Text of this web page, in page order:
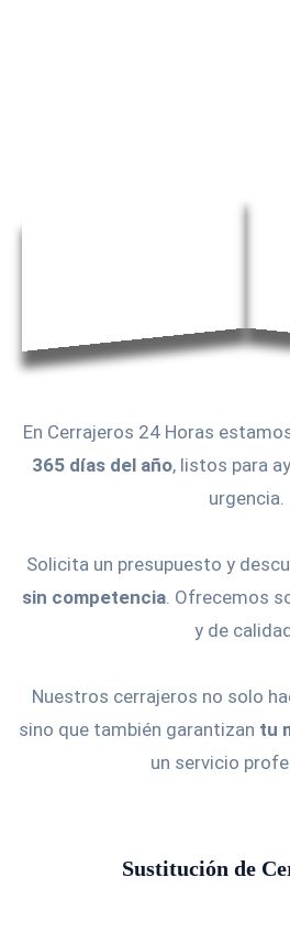
En Cerrajeros 24 Horas
365 días del año, listos para
urgencia.
Solicita un presupuesto y
sin competencia. Ofrecemos
y de
Nuestros cerrajeros no solo
sino que también garantizan tu
un servicio
Sustitución de